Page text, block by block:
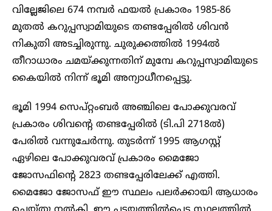
വില്ലേജിലെ 674 നമ്പർ ഫയൽ പ്രകാരം 1985-86
മുതൽ കറുപ്പസ്വാമിയുടെ തണ്ടപ്പേരിൽ ശിവൻ
നികുതി അടച്ചിരുന്നു. ചുരുക്കത്തിൽ 1994ൽ
തീറാധാരം ചമയ്ക്കുന്നതിന് മുമ്പേ കറുപ്പസ്വാമിയുടെ
കൈയിൽ നിന്ന് ഭൂമി അന്യാധീനപ്പെട്ടു.
ഭൂമി 1994 സെപ്റ്റംബർ അഞ്ചിലെ പോക്കുവരവ്
പ്രകാരം ശിവന്റെ തണ്ടപ്പേരിൽ (ടി.പി 2718ൽ)
പേരിൽ വന്നുചേർന്നു. തുടർന്ന് 1995 ആഗസ്റ്റ്
ഏഴിലെ പോക്കുവരവ് പ്രകാരം മൈജോ
ജോസഫിന്റെ 2823 തണ്ടപ്പേരിലേക്ക് എത്തി.
മൈജോ ജോസഫ് ഈ സ്ഥലം പലർക്കായി ആധാരം